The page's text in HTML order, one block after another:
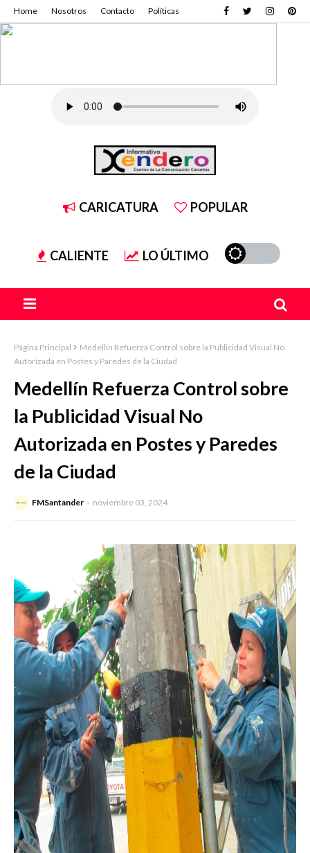
Home Nosotros Contacto Políticas
CARICATURA POPULAR
CALIENTE LO ÚLTIMO
Página Principal
Medellín Refuerza Control sobre la Publicidad Visual No
Autorizada en Postes y Paredes de la Ciudad
Medellín Refuerza Control sobre
la Publicidad Visual No
Autorizada en Postes y Paredes
de la Ciudad
FMSantander noviembre 03, 2024